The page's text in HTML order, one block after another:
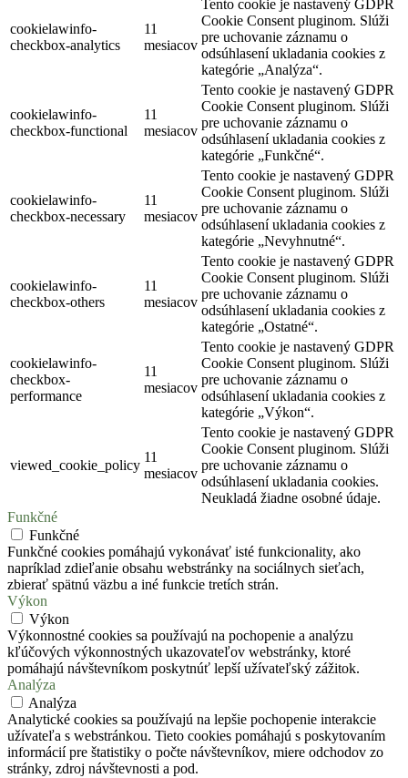
cookielawinfo-
checkbox-analytics
11
mesiacov
Tento cookie je nastavený GDPR
Cookie Consent pluginom. Slúži
pre uchovanie záznamu o
odsúhlasení ukladania cookies z
kategórie „Analýza“.
cookielawinfo-
checkbox-functional
11
mesiacov
Tento cookie je nastavený GDPR
Cookie Consent pluginom. Slúži
pre uchovanie záznamu o
odsúhlasení ukladania cookies z
kategórie „Funkčné“.
cookielawinfo-
checkbox-necessary
11
mesiacov
Tento cookie je nastavený GDPR
Cookie Consent pluginom. Slúži
pre uchovanie záznamu o
odsúhlasení ukladania cookies z
kategórie „Nevyhnutné“.
cookielawinfo-
checkbox-others
11
mesiacov
Tento cookie je nastavený GDPR
Cookie Consent pluginom. Slúži
pre uchovanie záznamu o
odsúhlasení ukladania cookies z
kategórie „Ostatné“.
cookielawinfo-
checkbox-
performance
11
mesiacov
Tento cookie je nastavený GDPR
Cookie Consent pluginom. Slúži
pre uchovanie záznamu o
odsúhlasení ukladania cookies z
kategórie „Výkon“.
viewed_cookie_policy
11
mesiacov
Tento cookie je nastavený GDPR
Cookie Consent pluginom. Slúži
pre uchovanie záznamu o
odsúhlasení ukladania cookies.
Neukladá žiadne osobné údaje.
Funkčné
Funkčné
Funkčné cookies pomáhajú vykonávať isté funkcionality, ako
napríklad zdieľanie obsahu webstránky na sociálnych sieťach,
zbierať spätnú väzbu a iné funkcie tretích strán.
Výkon
Výkon
Výkonnostné cookies sa používajú na pochopenie a analýzu
kľúčových výkonnostných ukazovateľov webstránky, ktoré
pomáhajú návštevníkom poskytnúť lepší užívateľský zážitok.
Analýza
Analýza
Analytické cookies sa používajú na lepšie pochopenie interakcie
užívateľa s webstránkou. Tieto cookies pomáhajú s poskytovaním
informácií pre štatistiky o počte návštevníkov, miere odchodov zo
stránky, zdroj návštevnosti a pod.